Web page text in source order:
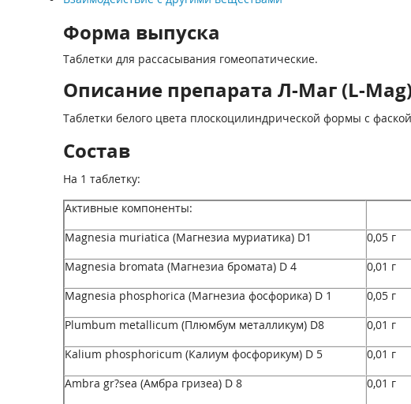
Форма выпуска
Таблетки для рассасывания гомеопатические.
Описание препарата Л-Маг (L-
Таблетки белого цвета плоскоцилиндрической формы с
Состав
На 1 таблетку:
Активные компоненты:
Magnesia muriatica (Магнезиа муриатика) D1
0,05 г
Magnesia bromata (Магнезиа бромата) D 4
0,01 г
Magnesia phosphorica (Магнезиа фосфорика) D 1
0,05 г
Plumbum metallicum (Плюмбум металликум) D8
0,01 г
Kalium phosphoricum (Калиум фосфорикум) D 5
0,01 г
Ambra gr?sea (Амбра гризеа) D 8
0,01 г